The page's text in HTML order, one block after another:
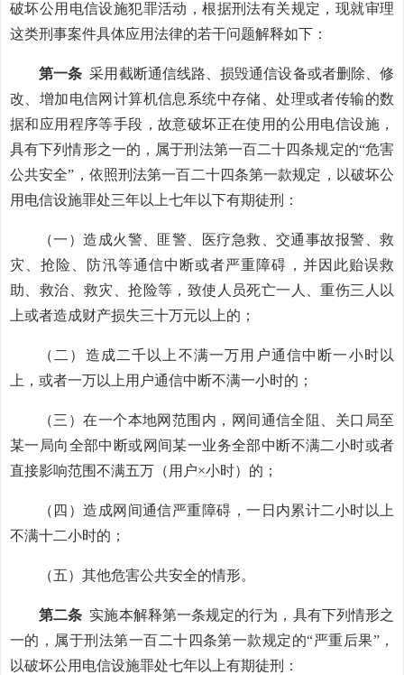
破坏公用电信设施犯罪活动，根据刑法有关规定，现就审理
这类刑事案件具体应用法律的若干问题解释如下：
第一条 采用截断通信线路、损毁通信设备或者删除、修
改、增加电信网计算机信息系统中存储、处理或者传输的数
据和应用程序等手段，故意破坏正在使用的公用电信设施，
具有下列情形之一的，属于刑法第一百二十四条规定的“危害
公共安全”，依照刑法第一百二十四条第一款规定，以破坏公
用电信设施罪处三年以上七年以下有期徒刑：
（一）造成火警、匪警、医疗急救、交通事故报警、救
灾、抢险、防汛等通信中断或者严重障碍，并因此贻误救
助、救治、救灾、抢险等，致使人员死亡一人、重伤三人以
上或者造成财产损失三十万元以上的；
（二）造成二千以上不满一万用户通信中断一小时以
上，或者一万以上用户通信中断不满一小时的；
（三）在一个本地网范围内，网间通信全阻、关口局至
某一局向全部中断或网间某一业务全部中断不满二小时或者
直接影响范围不满五万（用户×小时）的；
（四）造成网间通信严重障碍，一日内累计二小时以上
不满十二小时的；
（五）其他危害公共安全的情形。
第二条 实施本解释第一条规定的行为，具有下列情形之
一的，属于刑法第一百二十四条第一款规定的“严重后果”，
以破坏公用电信设施罪处七年以上有期徒刑：